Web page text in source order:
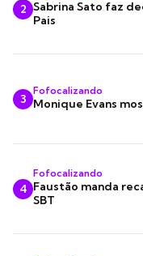
2 Sabrina Sato faz
Pais
3
Fofocalizando
Monique Evans
4
Fofocalizando
Faustão manda
SBT